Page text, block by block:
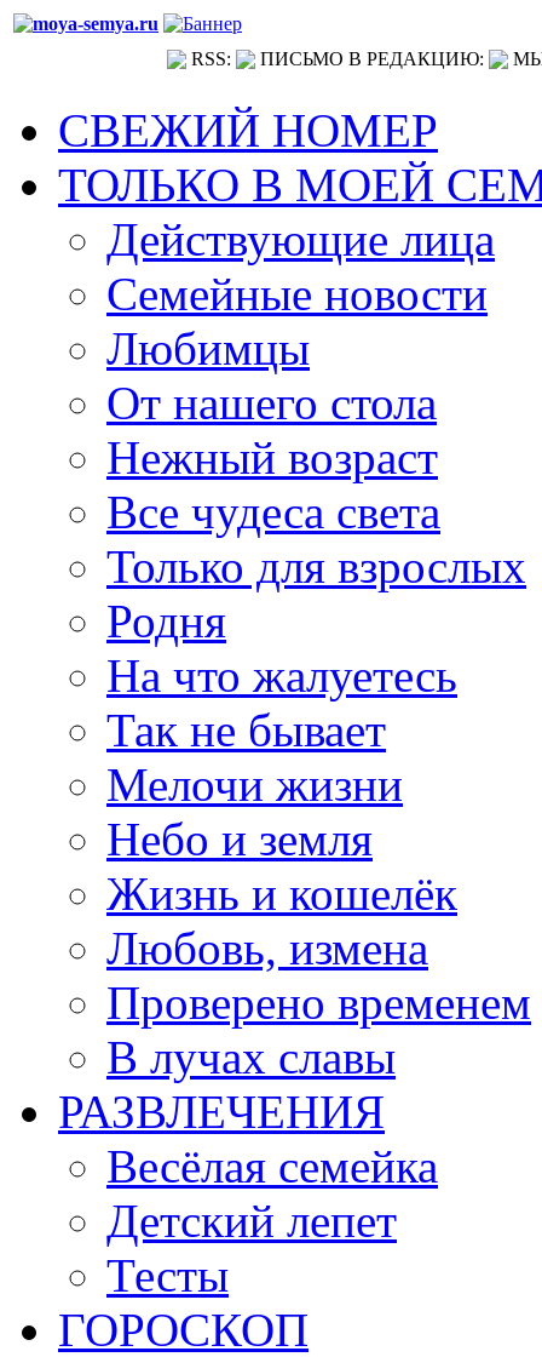
RSS: ПИСЬМО В РЕДАКЦИЮ:
СВЕЖИЙ НОМЕР
ТОЛЬКО В МОЕЙ
Действующие лица
Семейные новости
Любимцы
От нашего стола
Нежный возраст
Все чудеса света
Только для взрослых
Родня
На что жалуетесь
Так не бывает
Мелочи жизни
Небо и земля
Жизнь и кошелёк
Любовь, измена
Проверено временем
В лучах славы
РАЗВЛЕЧЕНИЯ
Весёлая семейка
Детский лепет
Тесты
ГОРОСКОП